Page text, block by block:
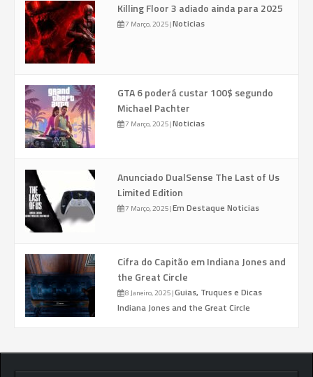
Killing Floor 3 adiado ainda para 2025
7 Março, 2025|Noticias
GTA 6 poderá custar 100$ segundo
Michael Pachter
7 Março, 2025|Noticias
Anunciado DualSense The Last of Us
Limited Edition
7 Março, 2025|Em Destaque Noticias
Cifra do Capitão em Indiana Jones and
the Great Circle
8 Janeiro, 2025|Guias, Truques e Dicas
Indiana Jones and the Great Circle